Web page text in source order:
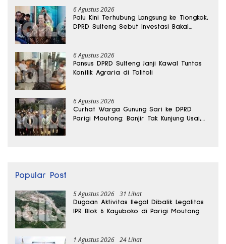
6 Agustus 2026
Palu Kini Terhubung Langsung ke Tiongkok,
DPRD Sulteng Sebut Investasi Bakal
6 Agustus 2026
Pansus DPRD Sulteng Janji Kawal Tuntas
Konflik Agraria di Tolitoli
6 Agustus 2026
Curhat Warga Gunung Sari ke DPRD
Parigi Moutong: Banjir Tak Kunjung Usai,
Popular Post
5 Agustus 2026 31 Lihat
Dugaan Aktivitas Ilegal Dibalik Legalitas
IPR Blok 6 Kayuboko di Parigi Moutong
1 Agustus 2026 24 Lihat